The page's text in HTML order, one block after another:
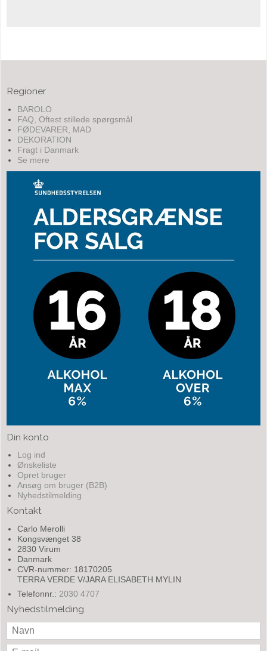
Regioner
BAROLO
FAQ, Oftest stillede spørgsmål
FØDEVARER, MAD
DEKORATION
Fragt i Danmark
Se mere
Din konto
Log ind
Ønskeliste
Opret bruger
Ansøg om bruger (B2B)
Nyhedstilmelding
Kontakt
Carlo Merolli
Kongsvænget 38
2830 Virum
Danmark
CVR-nummer: 18170205
TERRA VERDE V/JARA ELISABETH MYLIN
Telefonnr.: 2030 4707
Nyhedstilmelding